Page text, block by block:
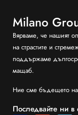
Milano
Вярваме, че нашият
на страстите и
поддържаме
мащаб.
Ние сме бъдещето на
Последвайте ни